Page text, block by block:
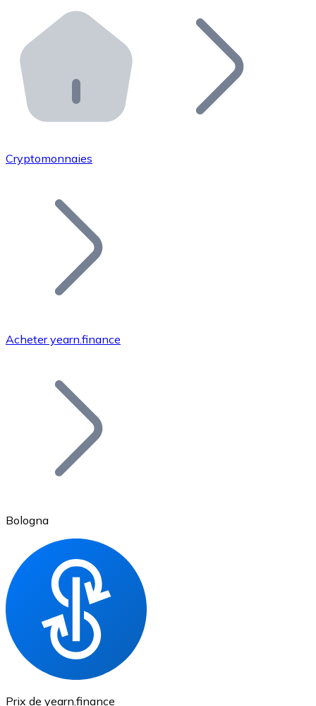
Distributeurs automatiques Bitnovo
Intégrez un ATM Bitnovo dans votre entreprise et
API Bitnovo
Intégrez notre API dans votre écosystème.
Rejoignez notre réseau de distributeurs et
Ajoutez le token de votre projet à notre service
Bitcoin
Ethereum
ETH
Cryptomonnaies
Acheter yearn.finance
Bologna
Prix de yearn.finance